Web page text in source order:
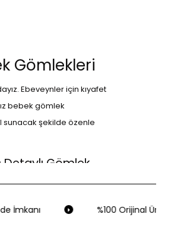
Gömlekleri
Ebeveynler için kıyafet
bebek gömlek
sunacak şekilde özenle
Detaylı Gömlek
bir birleşimini sunar. 0-
bir görünüm sunarken, nakış
İmkanı %100 Orijinal Ürün